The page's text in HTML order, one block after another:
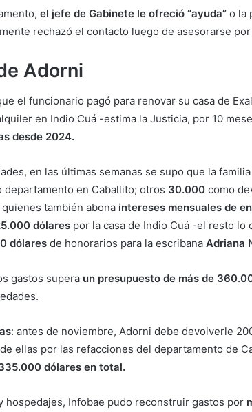
el jefe de Gabinete le ofreció “ayuda” o la
rechazó el contacto luego de asesorarse
Adorni
el funcionario pagó para renovar su casa de
en Indio Cuá -estima la Justicia, por 10
desde 2024.
en las últimas semanas se supo que la
departamento en Caballito; otros 30.000 como
también abona intereses mensuales de
dólares por la casa de Indio Cuá -el resto
dólares de honorarios para la escribana Adriana
gastos supera un presupuesto de más de
: antes de noviembre, Adorni debe devolverle
ellas por las refacciones del departamento de
dólares en total.
hospedajes, Infobae pudo reconstruir gastos por